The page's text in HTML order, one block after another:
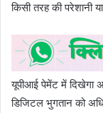
किसी तरह की परेशानी
यूपीआई पेमेंट में दिखेगा
डिजिटल भुगतान को